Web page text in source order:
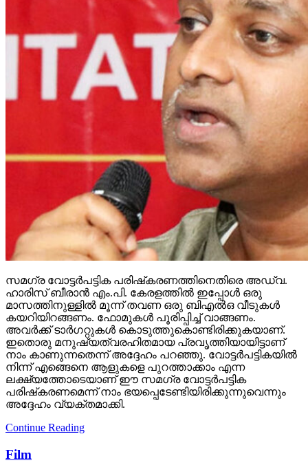
സമഗ്ര വോട്ടര്‍പട്ടിക പരിഷ്‌കരണത്തിനെതിരെ അഡ്വ.
ഹാരിസ് ബീരാന്‍ എം.പി. കേരളത്തില്‍ ഇപ്പോള്‍ ഒരു
മാസത്തിനുള്ളില്‍ മൂന്ന് തവണ ഒരു ബിഎല്‍ഒ വീടുകള്‍
കയറിയിറങ്ങണം. ഫോമുകള്‍ പൂരിപ്പിച്ച് വാങ്ങണം.
അവര്‍ക്ക് ടാര്‍ഗറ്റുകള്‍ കൊടുത്തുകൊണ്ടിരിക്കുകയാണ്.
ഇതൊരു മനുഷ്യത്വരഹിതമായ പ്രവൃത്തിയായിട്ടാണ്
നാം കാണുന്നതെന്ന് അദ്ദേഹം പറഞ്ഞു. വോട്ടര്‍പട്ടികയില്‍
നിന്ന് എങ്ങെനെ ആളുകളെ പുറത്താക്കാം എന്ന
ലക്ഷ്യത്തോടെയാണ് ഈ സമഗ്ര വോട്ടര്‍പട്ടിക
പരിഷ്‌കരണമെന്ന് നാം ഭയപ്പെടേണ്ടിയിരിക്കുന്നുവെന്നും
അദ്ദേഹം വ്യക്തമാക്കി.
Continue Reading
Film